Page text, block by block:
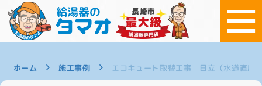
ホーム 施工事例 エコキュート取替工事 日立（水道直圧